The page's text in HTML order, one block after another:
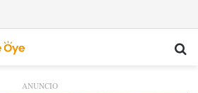
ANUNCIO